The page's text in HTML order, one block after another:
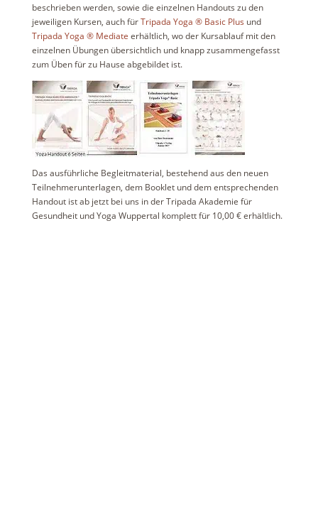
beschrieben werden, sowie die einzelnen Handouts zu den
jeweiligen Kursen, auch fürTripada Yoga ® Basic Plus und
Tripada Yoga ® Mediate erhältlich, wo der Kursablauf mit den
einzelnen Übungen übersichtlich und knapp zusammengefasst
zum Üben für zu Hause abgebildet ist.
Das ausführliche Begleitmaterial, bestehend aus den neuen
Teilnehmerunterlagen, dem Booklet und dem entsprechenden
Handout ist ab jetzt bei uns in der Tripada Akademie für
Gesundheit und Yoga Wuppertal komplett für 10,00 € erhältlich.